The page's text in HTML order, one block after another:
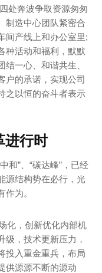
处奔波争取资源匆匆
制造中心团队紧密合
间产线上和办公室里;
种活动和福利，默默
一心、和谐共生、
户的承诺，实现公司
之以恒的奋斗者表示
行时
和”、“碳达峰”，已经
源结构势在必行，光
为。
化，创新优化内部机
级，技术更新压力，
投入重金重兵，布局
供源源不断的源动